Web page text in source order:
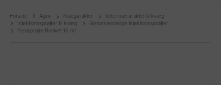
Forside Agro Kvægartikler
Veterinærartikler til kvæg
Injektionssprøjter til kvæg
Genanvendelige injektionssprøjter
Plexisprøjte Bovivet 10 ml